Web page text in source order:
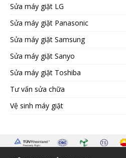
Sửa máy giặt LG
Sửa máy giặt Panasonic
Sửa máy giặt Samsung
Sửa máy giặt Sanyo
Sửa máy giặt Toshiba
Tư vấn sửa chữa
Vệ sinh máy giặt